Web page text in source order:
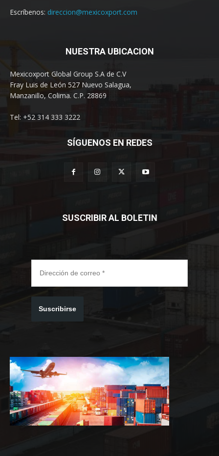
Escríbenos: direccion@mexicoxport.com
NUESTRA UBICACION
Mexicoxport Global Group S.A de C.V
Fray Luis de León 527 Nuevo Salagua,
Manzanillo, Colima. C.P. 28869
Tel: +52 314 333 3222
SÍGUENOS EN REDES
SUSCRIBIR AL BOLETIN
Suscribirse